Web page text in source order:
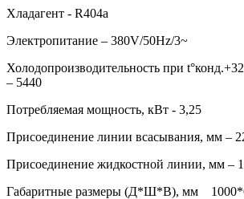
Хладагент - R404a
Электропитание – 380V/50Hz/3~
Холодопроизводительность при
– 5440
Потребляемая мощность, кВт - 3,25
Присоединение линии всасывания, мм –
Присоединение жидкостной линии, мм –
Габаритные размеры (Д*Ш*В), мм